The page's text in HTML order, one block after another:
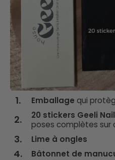
1. Emballage qui
2. 20 stickers Geeli
poses complètes sur
3. Lime à ongles
4.
Bâtonnet de